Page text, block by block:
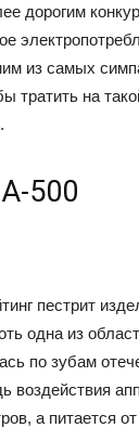
дорогим
из самых
тратить на
500
пестрит
одна из
по зубам
воздействия
а питается